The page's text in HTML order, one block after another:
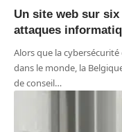
Un site web sur
attaques
Alors que la
dans le monde, la
de conseil…